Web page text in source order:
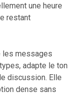
une heure
restant
les messages
adapte le ton
discussion. Elle
dense sans